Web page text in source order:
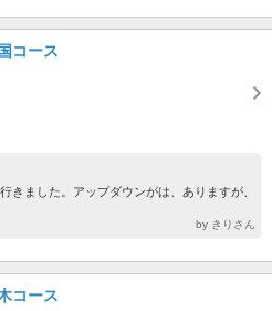
コース
ました。アップダウンがは、ありますが、
by きりさん
コース